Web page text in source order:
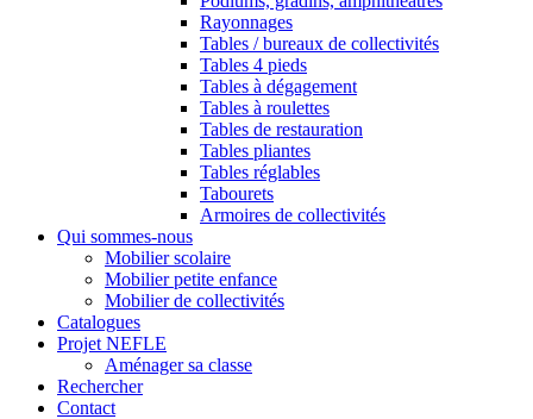
Rayonnages
Tables / bureaux de collectivités
Tables 4 pieds
Tables à dégagement
Tables à roulettes
Tables de restauration
Tables pliantes
Tables réglables
Tabourets
Armoires de collectivités
Qui sommes-nous
Mobilier scolaire
Mobilier petite enfance
Mobilier de collectivités
Catalogues
Projet NEFLE
Aménager sa classe
Rechercher
Contact